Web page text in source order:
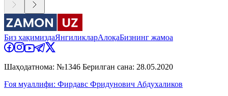
Биз ҳақимиздаЯнгиликларАлоқаБизнинг жамоа
Шаҳодатнома: №1346 Берилган сана: 28.05.2020
Ғоя муаллифи: Фирдавс Фридунович Абдухаликов